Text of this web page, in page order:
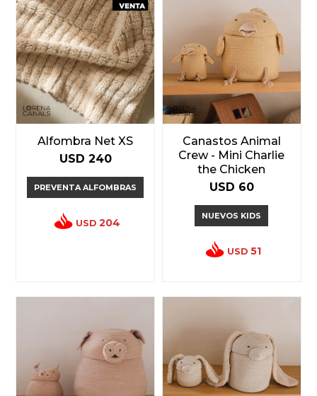
Alfombra Net XS
USD 240
PREVENTA ALFOMBRAS
USD 204
Canastos Animal
Crew - Mini Charlie
the Chicken
USD 60
NUEVOS KIDS
USD 51